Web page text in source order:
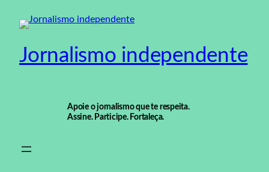
para
conteúdo
Jornalismo independente
Apoie o jornalismo que te respeita.
Assine. Participe. Fortaleça.